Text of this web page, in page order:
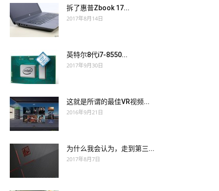
拆了惠普Zbook 17...
2017年8月14日
英特尔8代i7-8550...
2017年9月30日
这就是所谓的最佳VR视频...
2016年9月21日
为什么我会认为，走到第三...
2017年8月7日